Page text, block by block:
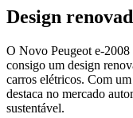
Design
O Novo Peugeot e-2008
consigo um design
carros elétricos. Com
destaca no mercado
sustentável.